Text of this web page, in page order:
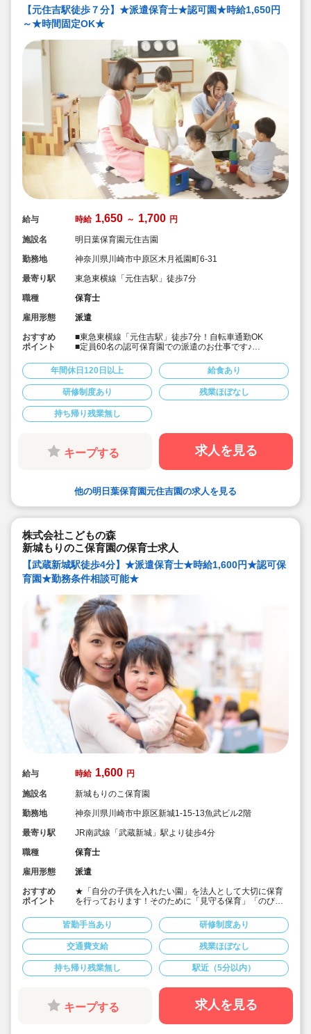
【元住吉駅徒歩７分】★派遣保育士★認可園★時給1,650円
～★時間固定OK★
給与 時給 1,650 ～ 1,700 円
施設名
明日葉保育園元住吉園
勤務地
神奈川県川崎市中原区木月祗園町6-31
最寄り駅
東急東横線「元住吉駅」徒歩7分
職種
保育士
雇用形態
派遣
おすすめ
ポイント
■東急東横線「元住吉駅」徒歩7分！自転車通勤OK
■定員60名の認可保育園での派遣のお仕事です♪
す！また給食費補助があり、職員も実費300円でその美
味しい給食を食べることが出来ます♪
■週3日～・時間固定勤務も相談可能です！
※勤務条件等相談可能ですので、お気軽にお問い合わせ
ください。
年間休日120日以上 給食あり
研修制度あり 残業ほぼなし
持ち帰り残業無し
キープする 求人を見る
他の明日葉保育園元住吉園の求人を見る
株式会社こどもの森
新城もりのこ保育園の保育士求人
【武蔵新城駅徒歩4分】★派遣保育士★時給1,600円★認可保
育園★勤務条件相談可能★
給与 時給 1,600 円
施設名
新城もりのこ保育園
勤務地
神奈川県川崎市中原区新城1-15-13魚武ビル2階
最寄り駅
JR南武線「武蔵新城」駅より徒歩4分
職種
保育士
雇用形態
派遣
おすすめ
ポイント
★「自分の子供を入れたい園」を法人として大切に保育
を行っております！そのために「見守る保育」「のびの
す♪
★保育士専任のコンサルタントがあなたの派遣就業を安
心サポートいたします
★武蔵新城駅より徒歩4分・定員40名の認可保育園！
★時給1,600円の求人です！
★勤務条件等相談可能です！
キララサポートで派遣就業する3つのメリット
・求人提案から就業後のサポートまで専任コンサルタン
トが細やかに対応します
・手当や福利厚生については当社独自のサービスもご用
皆勤手当あり 研修制度あり
交通費支給 残業ほぼなし
持ち帰り残業無し 駅近（5分以内）
キープする 求人を見る